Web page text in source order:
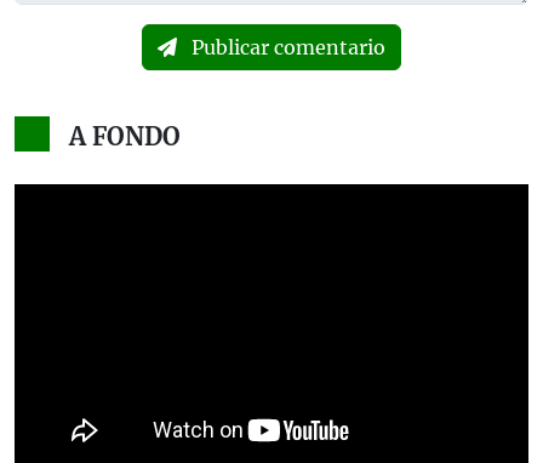
Publicar comentario
A FONDO